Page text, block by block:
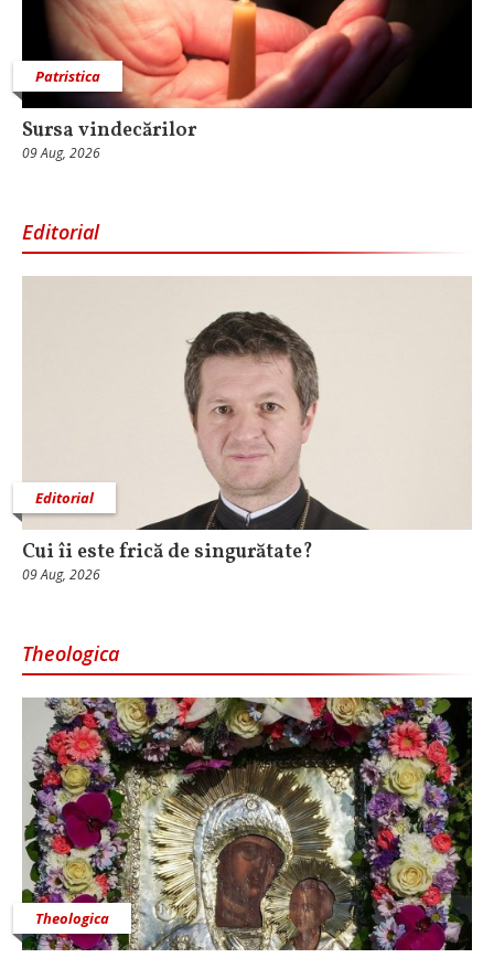
Patristica
Sursa vindecărilor
09 Aug, 2026
Editorial
Editorial
Cui îi este frică de singurătate?
09 Aug, 2026
Theologica
Theologica